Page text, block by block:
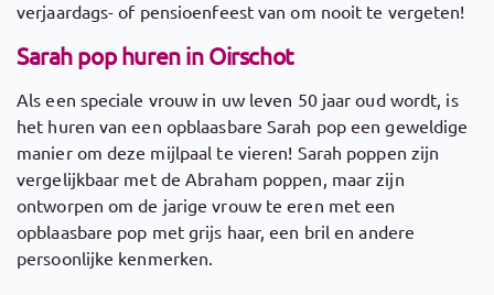
verjaardags- of pensioenfeest van om nooit te vergeten!
Sarah pop huren in Oirschot
Als een speciale vrouw in uw leven 50 jaar oud wordt, is
het huren van een opblaasbare Sarah pop een geweldige
manier om deze mijlpaal te vieren! Sarah poppen zijn
vergelijkbaar met de Abraham poppen, maar zijn
ontworpen om de jarige vrouw te eren met een
opblaasbare pop met grijs haar, een bril en andere
persoonlijke kenmerken.